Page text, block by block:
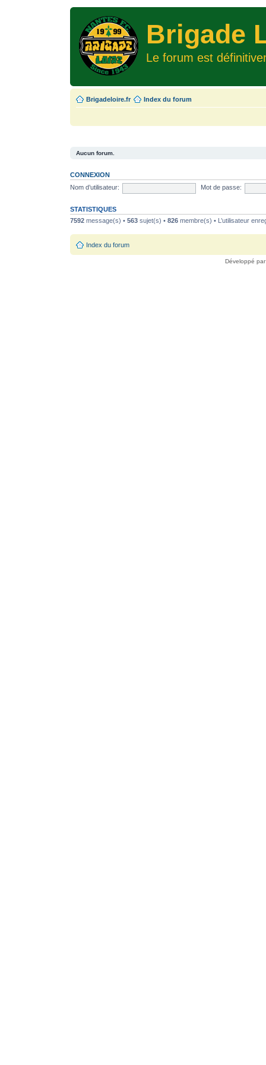
Brigade
Le forum est
Brigadeloire.fr Index du forum
Aucun forum.
CONNEXION
Nom d’utilisateur:
Mot de passe:
STATISTIQUES
7592 message(s) • 563 sujet(s) • 826 membre(s) • L’utilisateur
Index du forum
Développé